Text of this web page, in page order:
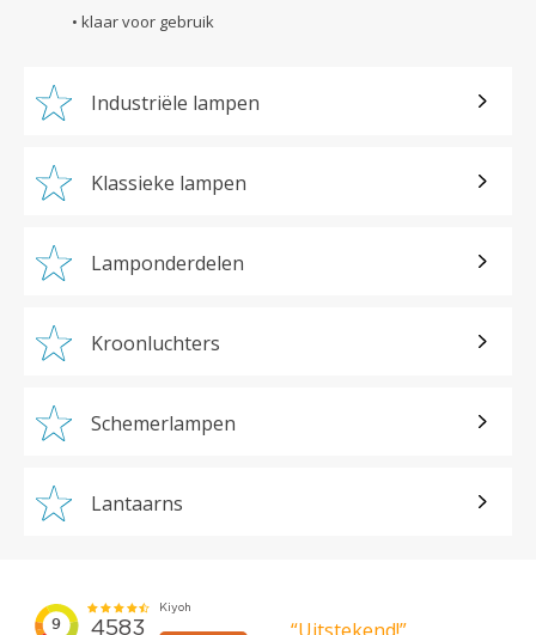
• klaar voor gebruik
Industriële lampen
Klassieke lampen
Lamponderdelen
Kroonluchters
Schemerlampen
Lantaarns